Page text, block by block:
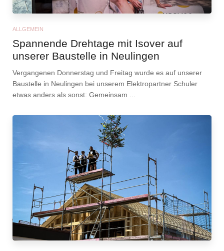
ALLGEMEIN
Spannende Drehtage mit Isover auf
unserer Baustelle in Neulingen
Vergangenen Donnerstag und Freitag wurde es auf unserer
Baustelle in Neulingen bei unserem Elektropartner Schuler
etwas anders als sonst: Gemeinsam ...